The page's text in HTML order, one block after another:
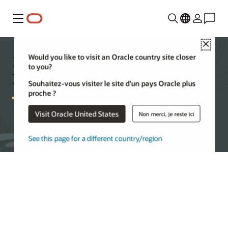
Menu
Close
Would you like to visit an Oracle country site closer
to you?
Souhaitez-vous visiter le site d’un pays Oracle plus
proche ?
Visit Oracle United States Non merci, je reste ici
See this page for a different country/region
Fonctionnalités de Autonomous AI
Database
Commencer avec Autonomous AI Database